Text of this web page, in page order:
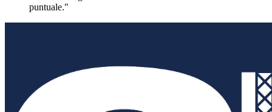
puntuale."